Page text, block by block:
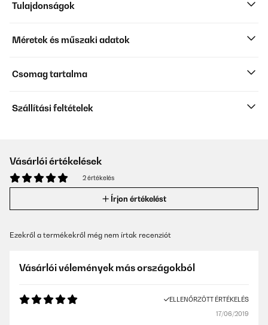
Tulajdonságok
Méretek és műszaki adatok
Csomag tartalma
Szállítási feltételek
Vásárlói értékelések
2 értékelés
Írjon értékelést
Ezekről a termékekről még nem írtak recenziót
Vásárlói vélemények más országokból
ELLENŐRZÖTT ÉRTÉKELÉS
17/06/2019